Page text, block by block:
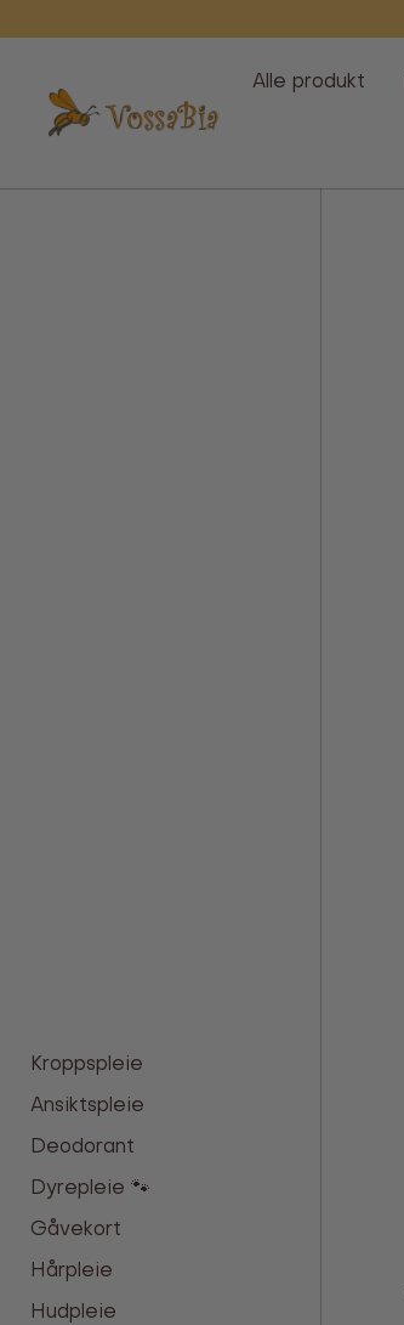
over
Alle produkt
Vossabia
Kroppspleie
Ansiktspleie
Deodorant
Dyrepleie 🐾
Gåvekort
Hårpleie
Hudpleie